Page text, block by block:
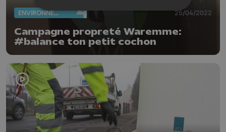
ENVIRONNEMENT 25/04/2022
Campagne propreté Waremme:
#balance ton petit cochon